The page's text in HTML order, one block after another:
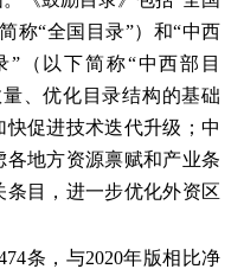
称“全国目录”）和“中西
（以下简称“中西部目
、优化目录结构的基础
快促进技术迭代升级；中
地方资源禀赋和产业条
目，进一步优化外资区
条，与2020年版相比净